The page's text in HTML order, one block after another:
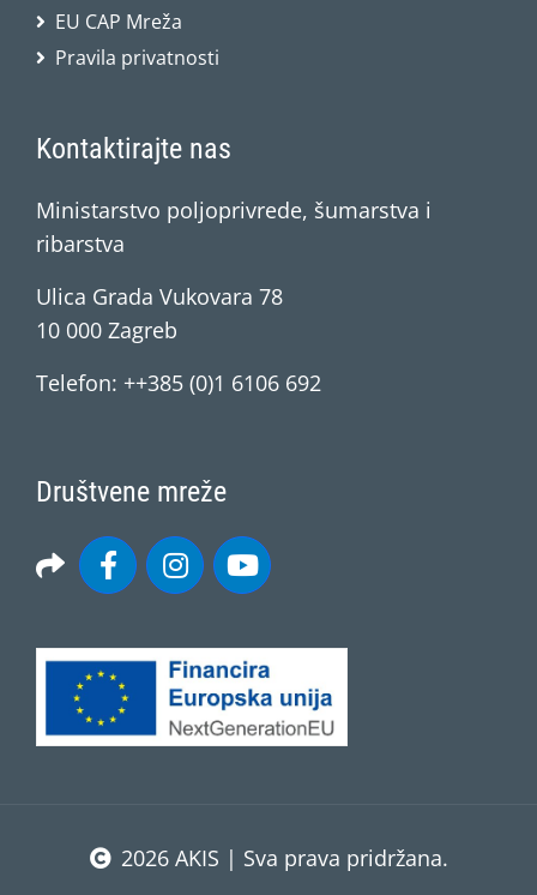
EU CAP Mreža
Pravila privatnosti
Kontaktirajte nas
Ministarstvo poljoprivrede, šumarstva i
ribarstva
Ulica Grada Vukovara 78
10 000 Zagreb
Telefon: ++385 (0)1 6106 692
Društvene mreže
2026 AKIS | Sva prava pridržana.